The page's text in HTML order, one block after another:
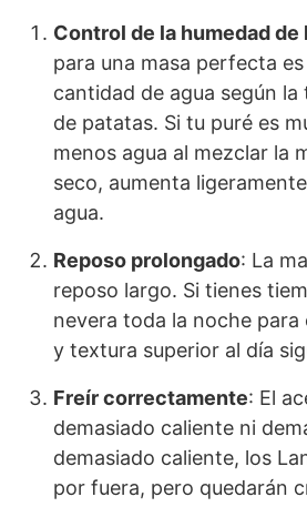
Control de la humedad de
para una masa perfecta
cantidad de agua según
de patatas. Si tu puré es
menos agua al mezclar la
seco, aumenta
agua.
Reposo prolongado: La
reposo largo. Si tienes
nevera toda la noche
y textura superior al día
Freír correctamente: El
demasiado caliente ni
demasiado caliente, los
por fuera, pero quedarán